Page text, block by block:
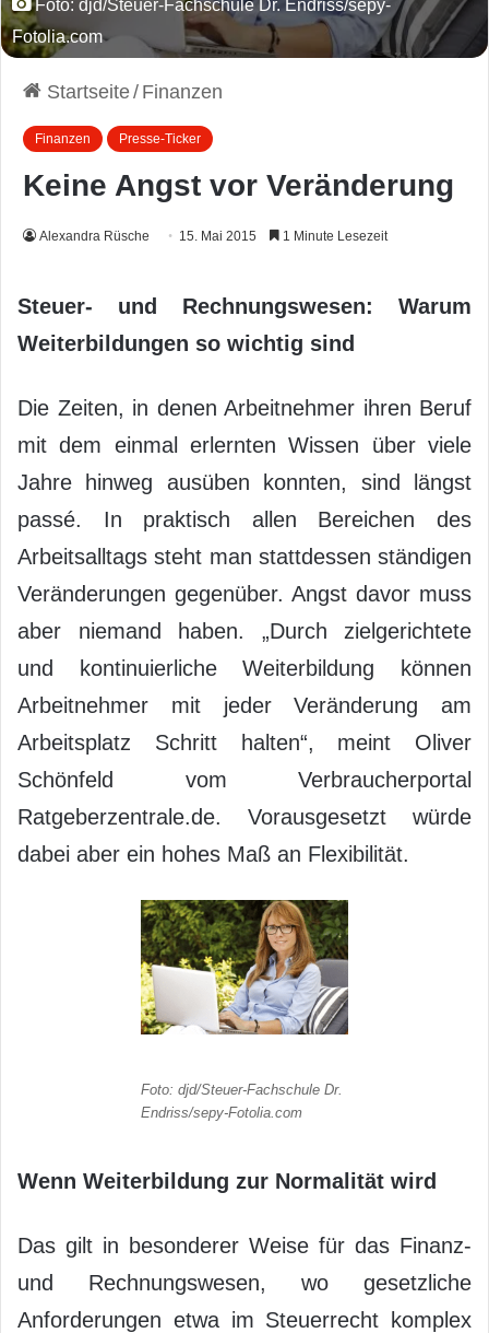
Foto: djd/Steuer-Fachschule Dr. Endriss/sepy-
Fotolia.com
Startseite/ Finanzen
Finanzen Presse-Ticker
Keine Angst vor Veränderung
Alexandra Rüsche 15. Mai 2015 1 Minute Lesezeit
Steuer- und Rechnungswesen: Warum
Weiterbildungen so wichtig sind
Die Zeiten, in denen Arbeitnehmer ihren Beruf
mit dem einmal erlernten Wissen über viele
Jahre hinweg ausüben konnten, sind längst
passé. In praktisch allen Bereichen des
Arbeitsalltags steht man stattdessen ständigen
Veränderungen gegenüber. Angst davor muss
aber niemand haben. „Durch zielgerichtete
und kontinuierliche Weiterbildung können
Arbeitnehmer mit jeder Veränderung am
Arbeitsplatz Schritt halten“, meint Oliver
Schönfeld vom Verbraucherportal
Ratgeberzentrale.de. Vorausgesetzt würde
dabei aber ein hohes Maß an Flexibilität.
Foto: djd/Steuer-Fachschule Dr.
Endriss/sepy-Fotolia.com
Wenn Weiterbildung zur Normalität wird
Das gilt in besonderer Weise für das Finanz-
und Rechnungswesen, wo gesetzliche
Anforderungen etwa im Steuerrecht komplex